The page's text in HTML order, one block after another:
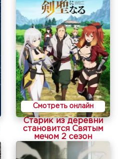
Смотреть онлайн
Старик из деревни
становится Святым
мечом 2 сезон